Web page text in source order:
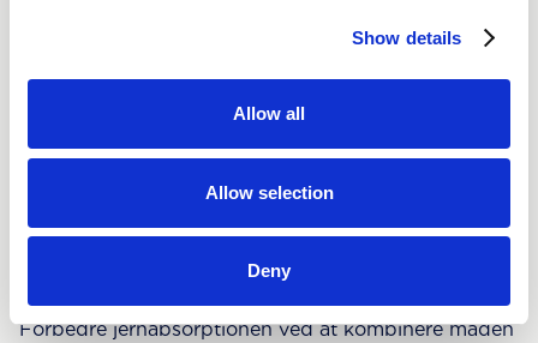
Show details
Allow all
Allow selection
Deny
Hvis jernmangel er årsagen til dit hårtab, er der flere
Spis mere jernrige fødevarer som rødt kød, spinat,
linser, bælgfrugter, græskarfrø, grønne
bladgrøntsager, nødder og fuldkornsprodukter.
Kombiner med C-vitamin
Forbedre jernabsorptionen ved at kombinere maden